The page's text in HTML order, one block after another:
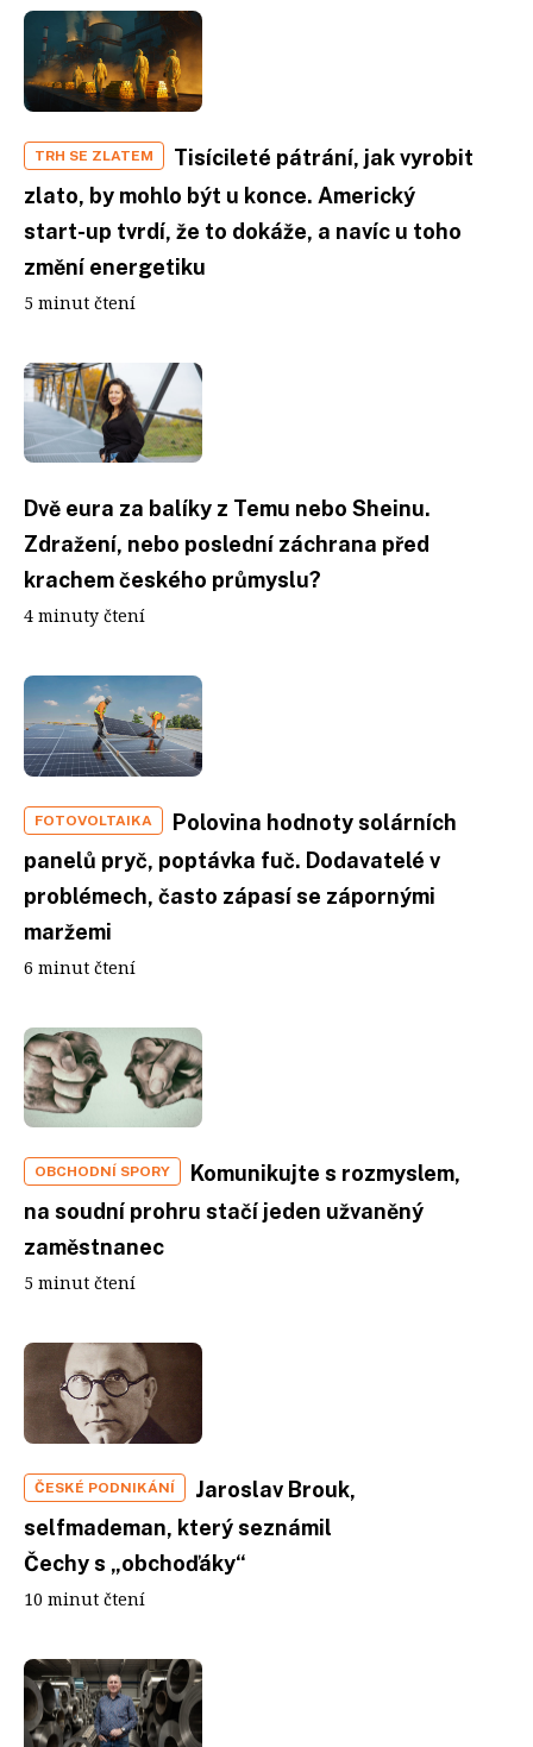
TRH SE ZLATEM
Tisícileté pátrání, jak vyrobit
zlato, by mohlo být u konce. Americký
start-up tvrdí, že to dokáže, a navíc u toho
změní energetiku
5 minut čtení
Dvě eura za balíky z Temu nebo Sheinu.
Zdražení, nebo poslední záchrana před
krachem českého průmyslu?
4 minuty čtení
FOTOVOLTAIKA
Polovina hodnoty solárních
panelů pryč, poptávka fuč. Dodavatelé v
problémech, často zápasí se zápornými
maržemi
6 minut čtení
OBCHODNÍ SPORY
Komunikujte s rozmyslem,
na soudní prohru stačí jeden užvaněný
zaměstnanec
5 minut čtení
ČESKÉ PODNIKÁNÍ
Jaroslav Brouk,
selfmademan, který seznámil
Čechy s „obchoďáky“
10 minut čtení